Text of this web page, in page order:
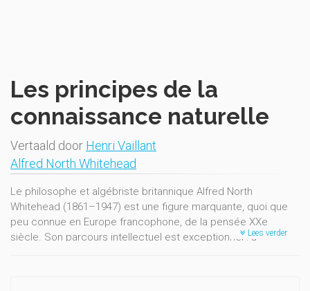
Les principes de la
connaissance naturelle
Vertaald door Henri Vaillant
Alfred North Whitehead
Le philosophe et algébriste britannique Alfred North
Whitehead (1861–1947) est une figure marquante, quoi que
peu connue en Europe francophone, de la pensée XXe
siècle. Son parcours intellectuel est exceptionnel : àLees verder